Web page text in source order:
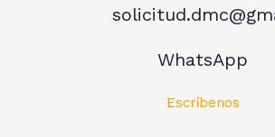
WhatsApp
Escríbenos